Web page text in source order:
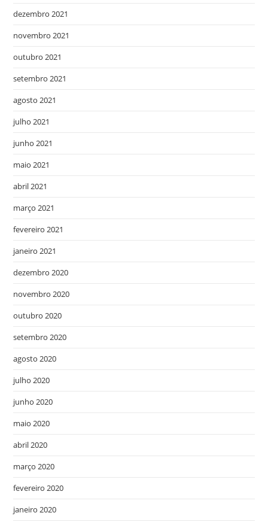
dezembro 2021
novembro 2021
outubro 2021
setembro 2021
agosto 2021
julho 2021
junho 2021
maio 2021
abril 2021
março 2021
fevereiro 2021
janeiro 2021
dezembro 2020
novembro 2020
outubro 2020
setembro 2020
agosto 2020
julho 2020
junho 2020
maio 2020
abril 2020
março 2020
fevereiro 2020
janeiro 2020